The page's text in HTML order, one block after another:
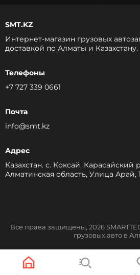
SMT.KZ
Интернет-магазин грузовых
доставкой по Алматы и Казахстану.
Телефоны
+7 727 339 0661
Почта
info@smt.kz
Адрес
Казахстан. с. Коксай, Карасайский
Алматинская область, Улица Арай,
Все права защищены, 2026
грузовых авто в